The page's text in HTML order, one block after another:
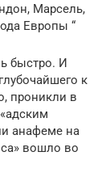
Марсель,
Европы “
быстро. И
к
проникли в
анафеме на
вошло во